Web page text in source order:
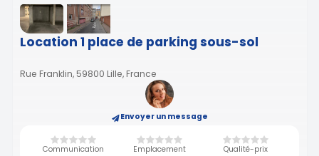
Location 1 place de parking sous-sol
Rue Franklin, 59800 Lille, France
Envoyer un message
Communication Emplacement Qualité-prix